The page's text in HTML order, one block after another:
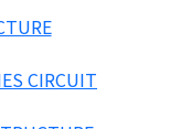
CIRCUIT